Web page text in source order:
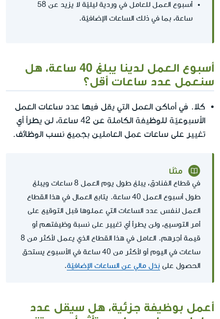
أسبوع العمل للعامل في وردية ليليّة لا يزيد عن 58
ساعة، بما في ذلك الساعات الإضافيّة.
أسبوع العمل لدينا يبلغ 40 ساعة، هل
سنعمل عدد ساعات أقل؟
كلا. في أماكن العمل التي يقل فيها عدد ساعات العمل
الأسبوعيّة للوظيفة الكاملة عن 42 ساعة، لن يطرأ أي
تغيير على ساعات عمل العاملين بجميع نسب الوظائف.
مثلًا
في قطاع الفنادق، يبلغ طول يوم العمل 8 ساعات ويبلغ
طول أسبوع العمل 40 ساعة. يتابع العمال في هذا القطاع
العمل لنفس عدد الساعات التي عملوها قبل التوقيع على
أمر التوسيع، ولن يطرأ أي تغيير على نسبة وظيفتهم أو
قيمة أجرهم. العامل في هذا القطاع الذي يعمل لأكثر من 8
ساعات في اليوم أو لأكثر من 40 ساعة في الأسبوع يستحق
الحصول على بَدَل مالي عن الساعات الإضافيّة.
أعمل بوظيفة جزئية، هل سيقل عدد